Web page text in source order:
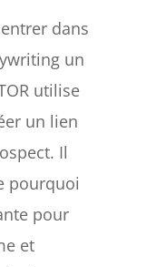
dans
un
utilise
un lien
Il
pourquoi
pour
et